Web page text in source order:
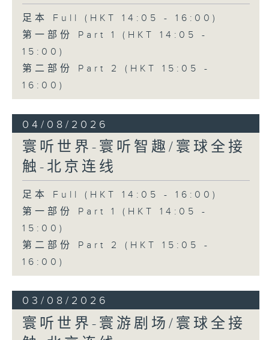
足本 Full (HKT 14:05 - 16:00)
第一部份 Part 1 (HKT 14:05 -
15:00)
第二部份 Part 2 (HKT 15:05 -
16:00)
04/08/2026
寰听世界-寰听智趣/寰球全接
触-北京连线
足本 Full (HKT 14:05 - 16:00)
第一部份 Part 1 (HKT 14:05 -
15:00)
第二部份 Part 2 (HKT 15:05 -
16:00)
03/08/2026
寰听世界-寰游剧场/寰球全接